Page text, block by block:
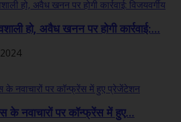
हो, अवैध खनन पर होगी कार्रवाई:...
के नवाचारों पर कॉन्फ्रेंस में हुए...